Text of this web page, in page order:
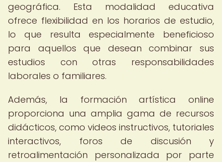
geográfica. Esta modalidad educativa
ofrece flexibilidad en los horarios de estudio,
lo que resulta especialmente beneficioso
para aquellos que desean combinar sus
estudios con otras responsabilidades
laborales o familiares.
Además, la formación artística online
proporciona una amplia gama de recursos
didácticos, como videos instructivos, tutoriales
interactivos, foros de discusión y
retroalimentación personalizada por parte